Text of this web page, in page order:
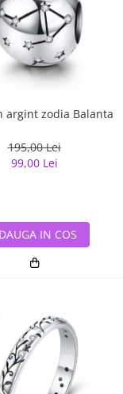
argint zodia Balanta
195,00 Lei
99,00 Lei
IN COS